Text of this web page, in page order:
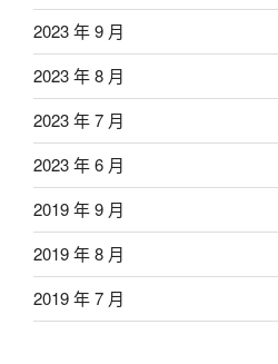
2023 年 9 月
2023 年 8 月
2023 年 7 月
2023 年 6 月
2019 年 9 月
2019 年 8 月
2019 年 7 月